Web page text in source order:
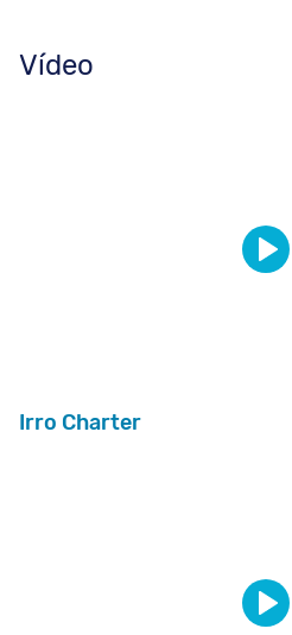
Vídeo
Irro Charter